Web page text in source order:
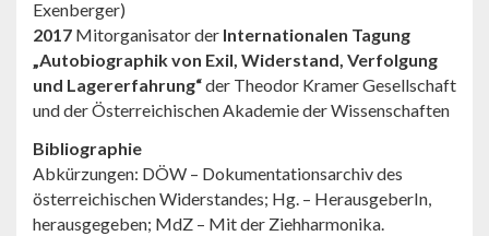
Exenberger)
2017 Mitorganisator der Internationalen Tagung
„Autobiographik von Exil, Widerstand, Verfolgung
und Lagererfahrung“der Theodor Kramer Gesellschaft
und der Österreichischen Akademie der Wissenschaften
Bibliographie
Abkürzungen: DÖW – Dokumentationsarchiv des
österreichischen Widerstandes; Hg. – HerausgeberIn,
herausgegeben; MdZ – Mit der Ziehhar­monika.